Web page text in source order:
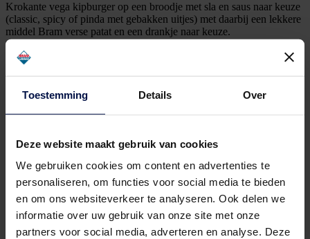
Toestemming Details Over
Deze website maakt gebruik van cookies
We gebruiken cookies om content en advertenties te
personaliseren, om functies voor social media te bieden
en om ons websiteverkeer te analyseren. Ook delen we
informatie over uw gebruik van onze site met onze
partners voor social media, adverteren en analyse. Deze
Krokante vega kipburger op een broodje met sla en saus naar keuze
(classic, spicy of pinda met gebakken uitjes) met daarbij een lekkere
middel Bram verse patat en een drankje naar keuze.
€ 0.00
Family Box deal (4 pers)
Let op bij saus opties 1 portie = 1 persoon
€ 27.60
Box deal (2 pers)